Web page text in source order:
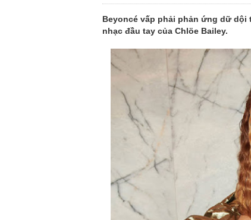
Beyoncé vấp phải phản ứng dữ
nhạc đầu tay của Chlöe Bailey.